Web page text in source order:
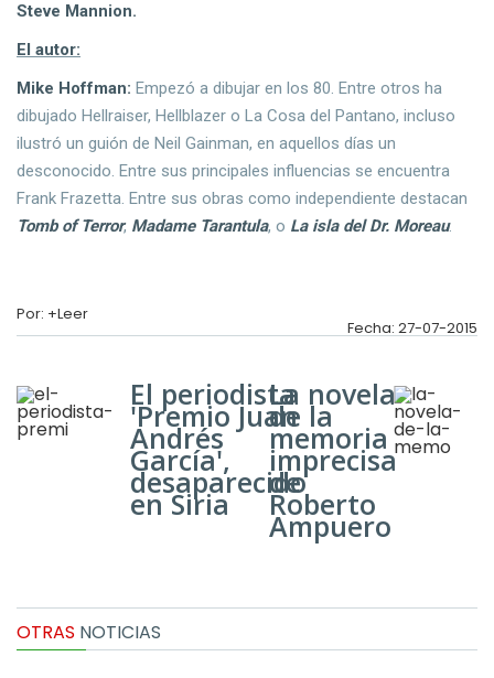
Steve Mannion.
El autor:
Mike Hoffman: Empezó a dibujar en los 80. Entre otros ha
dibujado Hellraiser, Hellblazer o La Cosa del Pantano, incluso
ilustró un guión de Neil Gainman, en aquellos días un
desconocido. Entre sus principales influencias se encuentra
Frank Frazetta. Entre sus obras como independiente destacan
Tomb of Terror, Madame Tarantula, o La isla del Dr. Moreau.
Por: +Leer
Fecha: 27-07-2015
El periodista
'Premio Juan
Andrés
García',
desaparecido
en Siria
La novela
de la
memoria
imprecisa
de
Roberto
Ampuero
OTRAS NOTICIAS